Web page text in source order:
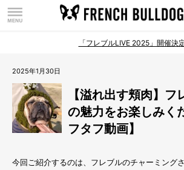
「フレブルLIVE 2025」開催決
2025年1月30日
【溢れ出す頬肉】フ
の魅力をお楽しみく
フタフ動画】
今回ご紹介するのは、フレブルのチャーミング